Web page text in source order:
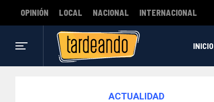
OPINIÓN LOCAL NACIONAL INTERNACIONAL
INICIO
ACTUALIDAD